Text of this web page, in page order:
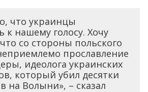
что украинцы
к нашему голосу. Хочу
со стороны польского
прославление
идеолога украинских
который убил десятки
на Волыни», – сказал